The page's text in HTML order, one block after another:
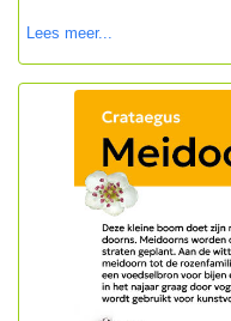
Lees meer...